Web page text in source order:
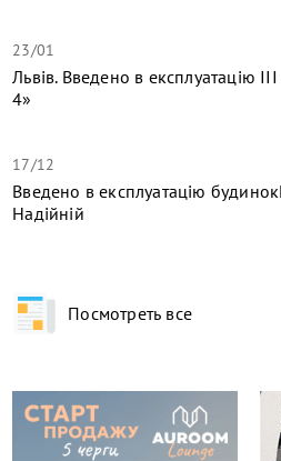
23/01
Львів. Введено в експлуатацію
4»
17/12
​Введено в експлуатацію
Надійній
Посмотреть все